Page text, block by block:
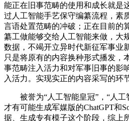
能正在旧事范畴的使用和成长就是
过人工智能手艺保守编纂流程，素
言语处置范畴的冲破；正在目前的
纂工做能够交给人工智能来做，大
数据，不竭开立异时代新征军事业
只是将原有的内容换种形式播发，
事范畴注入活力和对军事旧事的影
入活力。实现实正的内容采写的环
被誉为“人工智能皇冠”，“人工
才有可能生成军媒版的ChatGPT和
据、生成专有模子这个阶段，综上